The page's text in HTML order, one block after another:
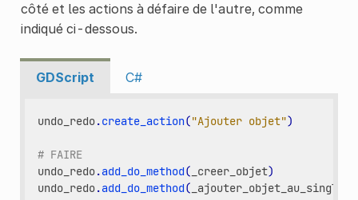
côté et les actions à défaire de l'autre, comme
indiqué ci-dessous.
GDScript C#
undo_redo.create_action("Ajouter objet")
# FAIRE
undo_redo.add_do_method( _creer_objet)
undo_redo.add_do_method(